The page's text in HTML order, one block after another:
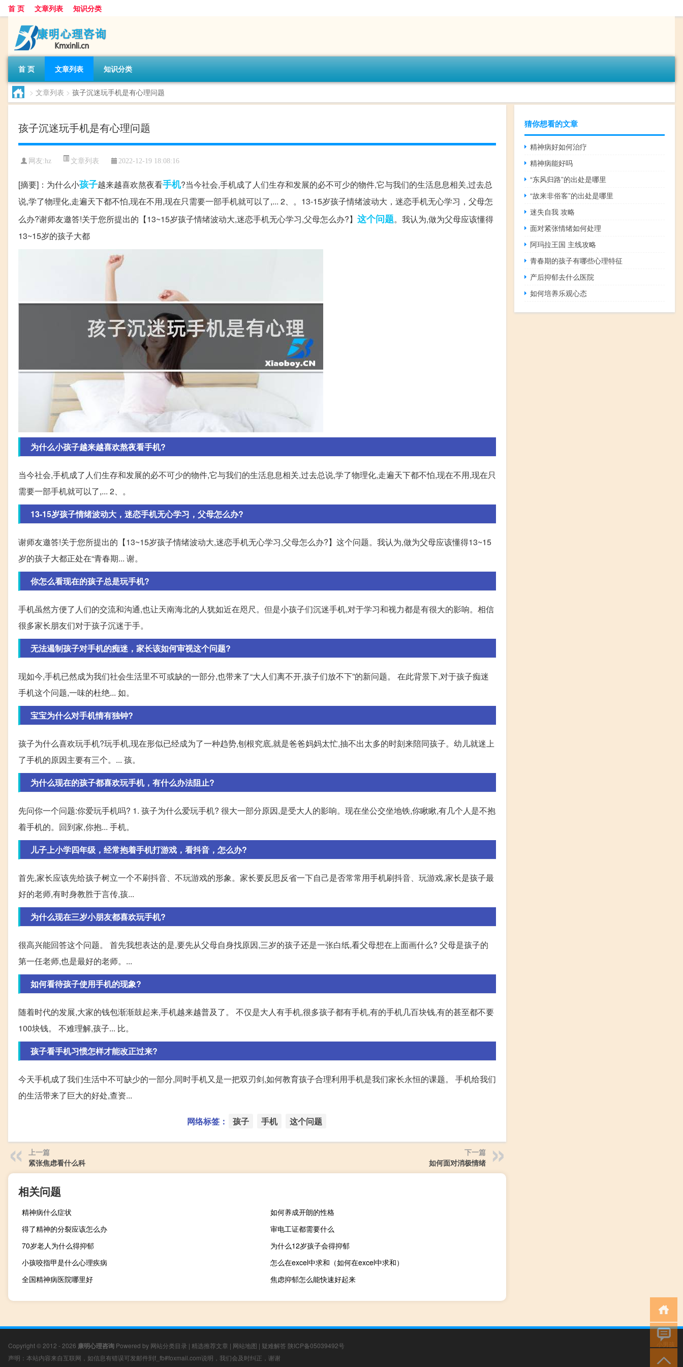
首 页 文章列表 知识分类
首 页 文章列表 知识分类
> 文章列表 > 孩子沉迷玩手机是有心理问题
孩子沉迷玩手机是有心理问题
网友:hz 文章列表 2022-12-19 18:08:16
[摘要]：为什么小孩子越来越喜欢熬夜看手机?当今社会,手机成了人们生存和发展的必不可少的物件,它与我们的生活息息相关,过去总
说,学了物理化,走遍天下都不怕,现在不用,现在只需要一部手机就可以了,... 2、。13-15岁孩子情绪波动大，迷恋手机无心学习，父母怎
么办?谢师友邀答!关于您所提出的【13~15岁孩子情绪波动大,迷恋手机无心学习,父母怎么办?】 这个问题。我认为,做为父母应该懂得
13~15岁的孩子大都
为什么小孩子越来越喜欢熬夜看手机?
当今社会,手机成了人们生存和发展的必不可少的物件,它与我们的生活息息相关,过去总说,学了物理化,走遍天下都不怕,现在不用,现在只
需要一部手机就可以了,... 2、。
13-15岁孩子情绪波动大，迷恋手机无心学习，父母怎么办?
谢师友邀答!关于您所提出的【13~15岁孩子情绪波动大,迷恋手机无心学习,父母怎么办?】这个问题。我认为,做为父母应该懂得13~15
岁的孩子大都正处在“青春期... 谢。
你怎么看现在的孩子总是玩手机?
手机虽然方便了人们的交流和沟通,也让天南海北的人犹如近在咫尺。但是小孩子们沉迷手机,对于学习和视力都是有很大的影响。相信
很多家长朋友们对于孩子沉迷于手。
无法遏制孩子对手机的痴迷，家长该如何审视这个问题?
现如今,手机已然成为我们社会生活里不可或缺的一部分,也带来了“大人们离不开,孩子们放不下”的新问题。 在此背景下,对于孩子痴迷
手机这个问题,一味的杜绝... 如。
宝宝为什么对手机情有独钟?
孩子为什么喜欢玩手机?玩手机,现在形似已经成为了一种趋势,刨根究底,就是爸爸妈妈太忙,抽不出太多的时刻来陪同孩子。幼儿就迷上
了手机的原因主要有三个。... 孩。
为什么现在的孩子都喜欢玩手机，有什么办法阻止?
先问你一个问题:你爱玩手机吗? 1. 孩子为什么爱玩手机? 很大一部分原因,是受大人的影响。现在坐公交坐地铁,你瞅瞅,有几个人是不抱
着手机的。回到家,你抱... 手机。
儿子上小学四年级，经常抱着手机打游戏，看抖音，怎么办?
首先,家长应该先给孩子树立一个不刷抖音、不玩游戏的形象。家长要反思反省一下自己是否常常用手机刷抖音、玩游戏,家长是孩子最
好的老师,有时身教胜于言传,孩...
为什么现在三岁小朋友都喜欢玩手机?
很高兴能回答这个问题。 首先我想表达的是,要先从父母自身找原因,三岁的孩子还是一张白纸,看父母想在上面画什么? 父母是孩子的
第一任老师,也是最好的老师。...
如何看待孩子使用手机的现象?
随着时代的发展,大家的钱包渐渐鼓起来,手机越来越普及了。 不仅是大人有手机,很多孩子都有手机,有的手机几百块钱,有的甚至都不要
100块钱。 不难理解,孩子... 比。
孩子看手机习惯怎样才能改正过来?
今天手机成了我们生活中不可缺少的一部分,同时手机又是一把双刃剑,如何教育孩子合理利用手机是我们家长永恒的课题。 手机给我们
的生活带来了巨大的好处,查资...
网络标签： 孩子 手机 这个问题
上一篇
紧张焦虑看什么科
下一篇
如何面对消极情绪
相关问题
精神病什么症状
如何养成开朗的性格
得了精神的分裂应该怎么办
审电工证都需要什么
70岁老人为什么得抑郁
为什么12岁孩子会得抑郁
小孩咬指甲是什么心理疾病
怎么在excel中求和（如何在excel中求和）
全国精神病医院哪里好
焦虑抑郁怎么能快速好起来
猜你想看的文章
精神病好如何治疗
精神病能好吗
“东风归路”的出处是哪里
“故来非俗客”的出处是哪里
迷失自我 攻略
面对紧张情绪如何处理
阿玛拉王国 主线攻略
青春期的孩子有哪些心理特征
产后抑郁去什么医院
如何培养乐观心态
Copyright © 2012 - 2026 康明心理咨询 Powered by 网站分类目录 | 精选推荐文章 | 网站地图 | 疑难解答 陕ICP备05039492号
声明：本站内容来自互联网，如信息有错误可发邮件到f_fb#foxmail.com说明，我们会及时纠正，谢谢
小男孩